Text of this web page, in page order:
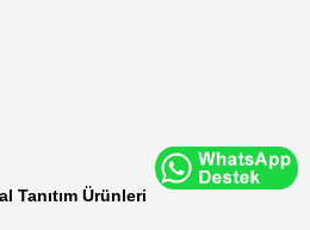
Tanıtım Ürünleri